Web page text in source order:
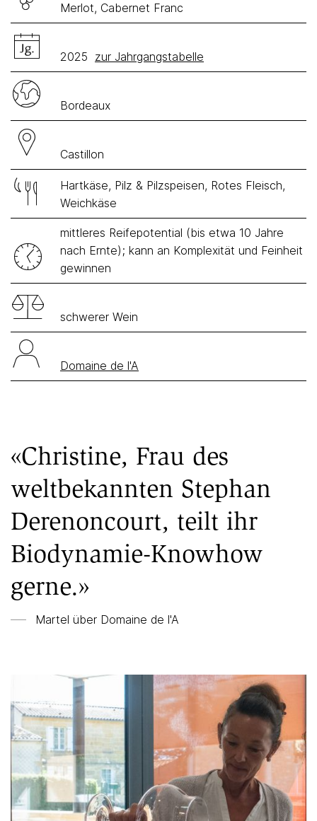
Merlot, Cabernet Franc
2025 zur Jahrgangstabelle
Bordeaux
Castillon
Hartkäse, Pilz & Pilzspeisen, Rotes Fleisch,
Weichkäse
mittleres Reifepotential (bis etwa 10 Jahre
nach Ernte); kann an Komplexität und Feinheit
gewinnen
schwerer Wein
Domaine de l'A
«Christine, Frau des
weltbekannten Stephan
Derenoncourt, teilt ihr
Biodynamie-Knowhow
gerne.»
Martel über Domaine de l'A